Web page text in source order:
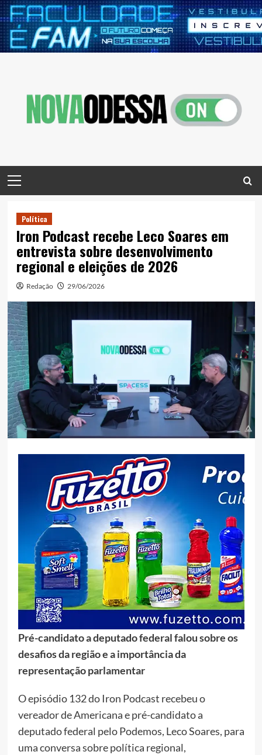
Menu
Política
Iron Podcast recebe Leco Soares em
entrevista sobre desenvolvimento
regional e eleições de 2026
Redação 29/06/2026
Pré-candidato a deputado federal falou sobre os
desafios da região e a importância da
representação parlamentar
O episódio 132 do Iron Podcast recebeu o
vereador de Americana e pré-candidato a
deputado federal pelo Podemos, Leco Soares, para
uma conversa sobre política regional,